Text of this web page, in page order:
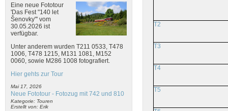
Eine neue Fototour
'Das Fest "140 let
Šenovky"' vom
30.05.2026 ist
verfügbar.
Unter anderem wurden T211 0533, T478
1006, T478 1215, M131 1081, M152
0060, sowie M286 1008 fotografiert.
Hier gehts zur Tour
Mai 17, 2026
Neue Fototour - Fotozug mit 742 und 810
Kategorie: Touren
Erstellt von: Erik
T2
T3
T4
T5